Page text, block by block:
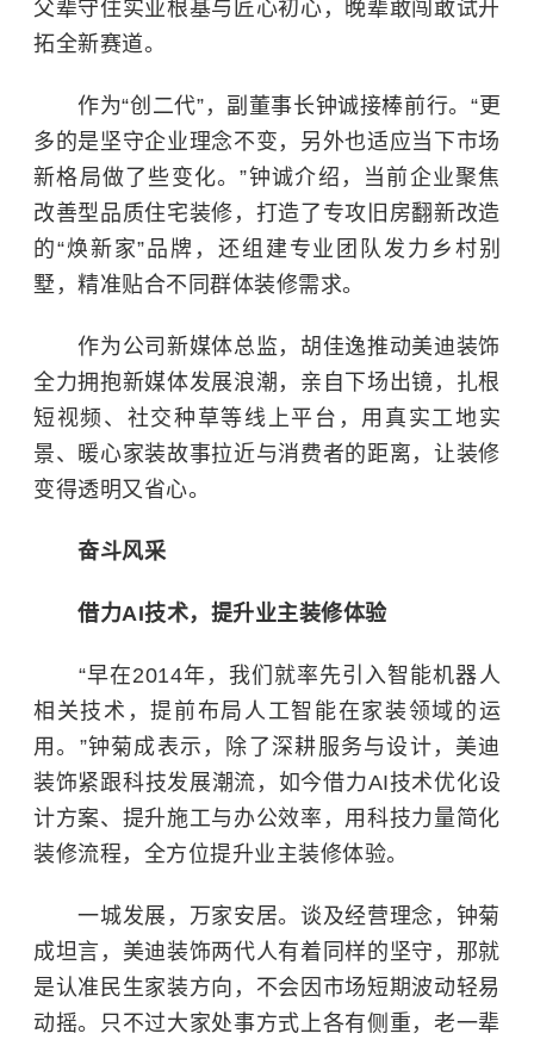
父辈守住实业根基与匠心初心，晚辈敢闯敢试开
拓全新赛道。
作为“创二代”，副董事长钟诚接棒前行。“更
多的是坚守企业理念不变，另外也适应当下市场
新格局做了些变化。”钟诚介绍，当前企业聚焦
改善型品质住宅装修，打造了专攻旧房翻新改造
的“焕新家”品牌，还组建专业团队发力乡村别
墅，精准贴合不同群体装修需求。
作为公司新媒体总监，胡佳逸推动美迪装饰
全力拥抱新媒体发展浪潮，亲自下场出镜，扎根
短视频、社交种草等线上平台，用真实工地实
景、暖心家装故事拉近与消费者的距离，让装修
变得透明又省心。
奋斗风采
借力AI技术，提升业主装修体验
“早在2014年，我们就率先引入智能机器人
相关技术，提前布局人工智能在家装领域的运
用。”钟菊成表示，除了深耕服务与设计，美迪
装饰紧跟科技发展潮流，如今借力AI技术优化设
计方案、提升施工与办公效率，用科技力量简化
装修流程，全方位提升业主装修体验。
一城发展，万家安居。谈及经营理念，钟菊
成坦言，美迪装饰两代人有着同样的坚守，那就
是认准民生家装方向，不会因市场短期波动轻易
动摇。只不过大家处事方式上各有侧重，老一辈